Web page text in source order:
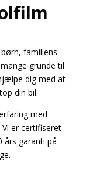
familiens
grunde til
dig med at
din bil.
med
er certifiseret
års garanti på